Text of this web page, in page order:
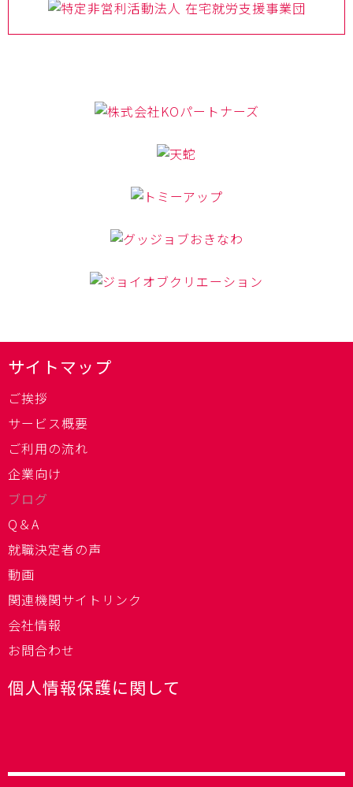
サイトマップ
ご挨拶
サービス概要
ご利用の流れ
企業向け
ブログ
Q＆A
就職決定者の声
動画
関連機関サイトリンク
会社情報
お問合わせ
個人情報保護に関して